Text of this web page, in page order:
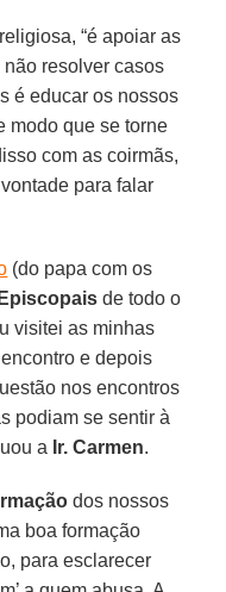
“é apoiar as
não resolver casos
é educar os nossos
modo que se torne
com as coirmãs,
para falar
(do papa com os
de todo o
visitei as minhas
e depois
nos encontros
podiam se sentir à
a Ir. Carmen.
dos nossos
boa formação
para esclarecer